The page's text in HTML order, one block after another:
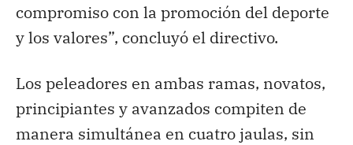
compromiso con la promoción del deporte
y los valores”, concluyó el directivo.
Los peleadores en ambas ramas, novatos,
principiantes y avanzados compiten de
manera simultánea en cuatro jaulas, sin